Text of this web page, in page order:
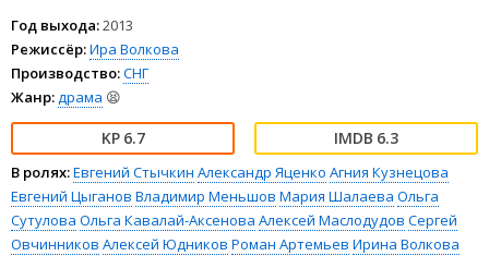
Год выхода:2013
Режиссёр:Ира Волкова
Производство:СНГ
Жанр: драма 😫
6.7 6.3
В ролях:Евгений Стычкин Александр Яценко Агния Кузнецова
Евгений Цыганов Владимир Меньшов Мария Шалаева Ольга
Сутулова Ольга Кавалай-Аксенова Алексей Маслодудов Сергей
Овчинников Алексей Юдников Роман Артемьев Ирина Волкова